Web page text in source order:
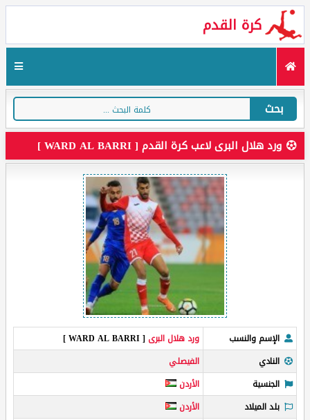
كرة القدم
بحث
ورد هلال البرى لاعب كرة القدم [ WARD AL BARRI ]
الإسم والنسب ورد هلال البرى [ WARD AL BARRI ]
النادي
الفيصلي
الجنسية
الأردن
بلد الميلاد
الأردن